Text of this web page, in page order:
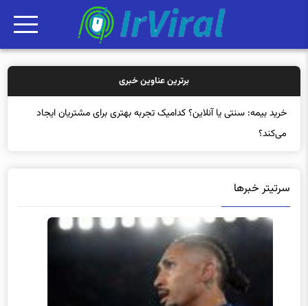
برترین عناوین خبری
خرید بیمه: سنتی یا آنلاین؟ کدامیک تجربه بهتری برای مشتریان ایجاد
می‌کند؟
سرتیتر خبرها